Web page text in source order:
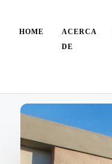
HOME
ACERCA
DE